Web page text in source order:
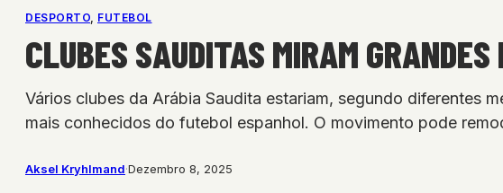
DESPORTO, FUTEBOL
CLUBES SAUDITAS MIRAM
Vários clubes da Arábia Saudita estariam, segundo diferentes
mais conhecidos do futebol espanhol. O movimento pode
Aksel Kryhlmand·Dezembro 8, 2025